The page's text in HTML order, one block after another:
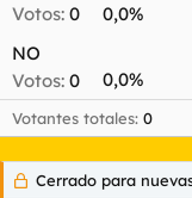
d
o
r
d
l
e
Votos: 0
0,0%
NO
Votos: 0 0,0%
Votantes totales 0
Cerrado para